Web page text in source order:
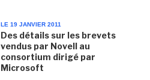
LE 19 JANVIER 2011
Des détails sur les brevets
vendus par Novell au
consortium dirigé par
Microsoft